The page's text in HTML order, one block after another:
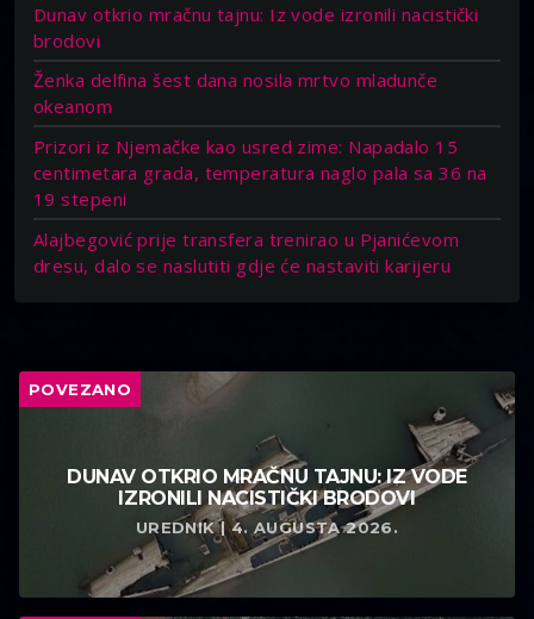
Dunav otkrio mračnu tajnu: Iz vode izronili nacistički
brodovi
Ženka delfina šest dana nosila mrtvo mladunče
okeanom
Prizori iz Njemačke kao usred zime: Napadalo 15
centimetara grada, temperatura naglo pala sa 36 na
19 stepeni
Alajbegović prije transfera trenirao u Pjanićevom
dresu, dalo se naslutiti gdje će nastaviti karijeru
POVEZANO
DUNAV OTKRIO MRAČNU TAJNU: IZ VODE
IZRONILI NACISTIČKI BRODOVI
UREDNIK | 4. AUGUSTA 2026.